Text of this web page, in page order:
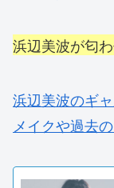
浜辺美波が匂
浜辺美波のギ
メイクや過去